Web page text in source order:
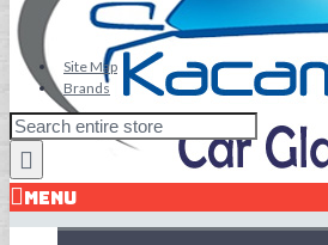
Site Map
Brands
MENU